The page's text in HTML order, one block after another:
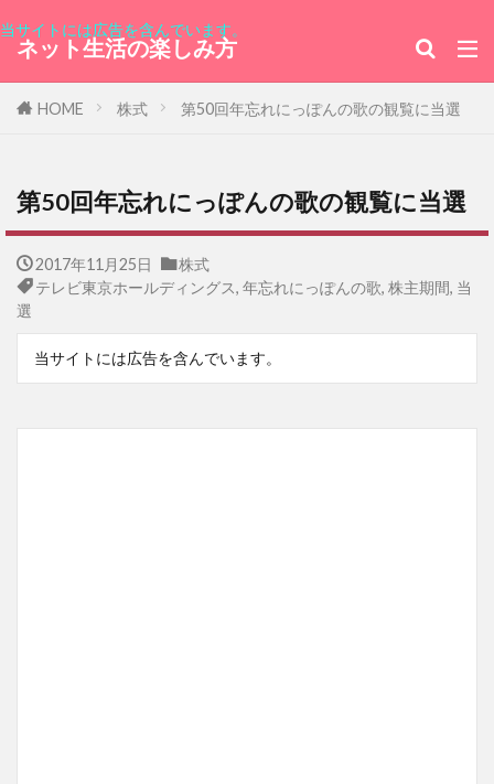
当サイトには広告を含んでいます。
ネット生活の楽しみ方
HOME 株式 第50回年忘れにっぽんの歌の観覧に当選
第50回年忘れにっぽんの歌の観覧に当選
2017年11月25日
株式
テレビ東京ホールディングス, 年忘れにっぽんの歌, 株主期間, 当
選
当サイトには広告を含んでいます。